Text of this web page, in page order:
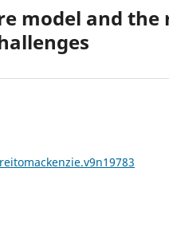
model and